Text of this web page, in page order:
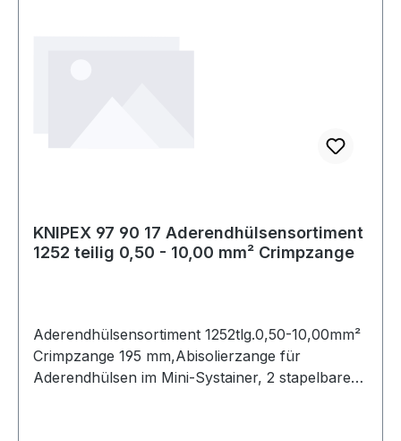
KNIPEX 97 90 17 Aderendhülsensortiment
1252 teilig 0,50 - 10,00 mm² Crimpzange
Aderendhülsensortiment 1252tlg.0,50-10,00mm²
Crimpzange 195 mm,Abisolierzange für
Aderendhülsen im Mini-Systainer, 2 stapelbare